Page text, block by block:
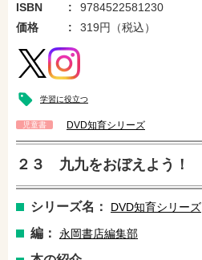
ISBN
9784522581230
価格
319円（税込）
学習に役立つ
児童書 DVD知育シリーズ
２３ 九九をおぼえよう！
シリーズ名： DVD知育シリーズ
編： 永岡書店編集部
amazonで購入
セブンネットショッピングで購入
e-honで購入